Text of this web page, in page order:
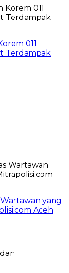
011
Terdampak
yang
Aceh